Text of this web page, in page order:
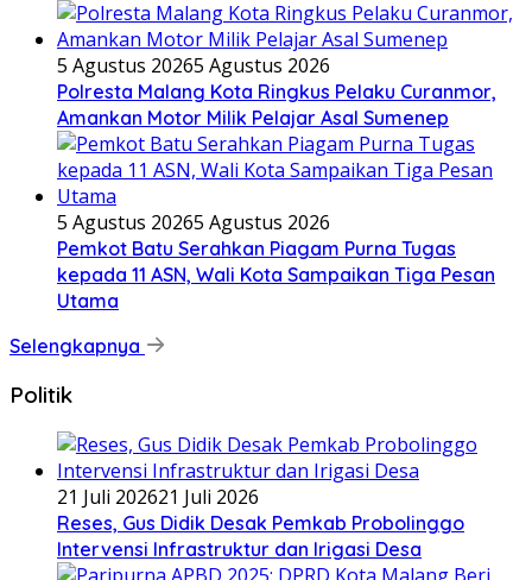
5 Agustus 20265 Agustus 2026
Polresta Malang Kota Ringkus Pelaku Curanmor,
Amankan Motor Milik Pelajar Asal Sumenep
5 Agustus 20265 Agustus 2026
Pemkot Batu Serahkan Piagam Purna Tugas
kepada 11 ASN, Wali Kota Sampaikan Tiga Pesan
Utama
Selengkapnya
Politik
21 Juli 202621 Juli 2026
Reses, Gus Didik Desak Pemkab Probolinggo
Intervensi Infrastruktur dan Irigasi Desa